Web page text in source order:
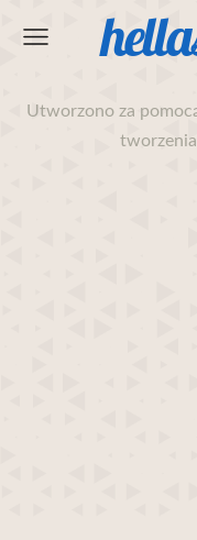
Utworzono za